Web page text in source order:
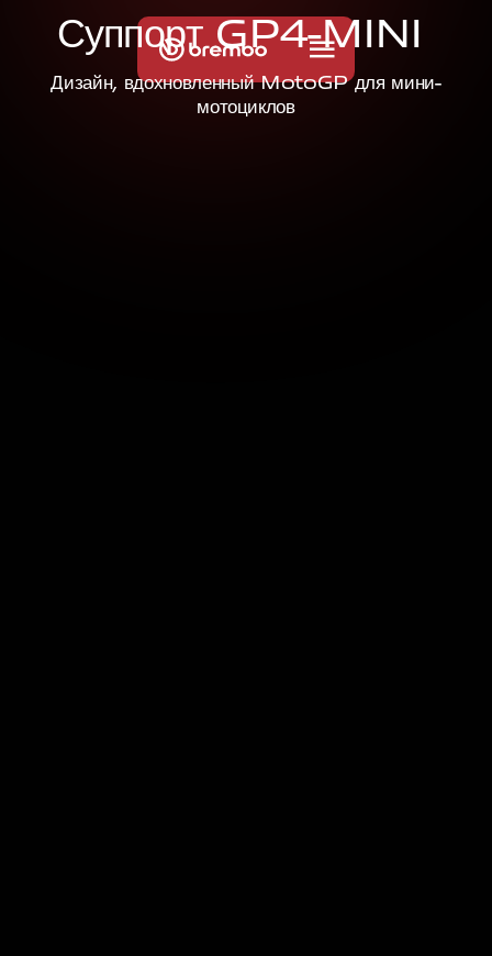
Суппорт GP4-MINI
Дизайн, вдохновленный MotoGP для мини-
мотоциклов